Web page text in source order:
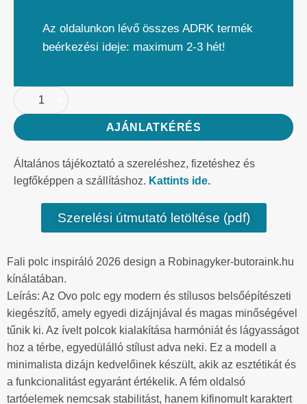
Az oldalunkon lévő összes ADRK termék
beérkezési ideje: maximum 2-3 hét!
AJÁNLATKÉRÉS
Általános tájékoztató a szereléshez, fizetéshez és
legfőképpen a szállításhoz. Kattints ide.
Szerelési útmutató letöltése (pdf)
Fali polc inspiráló 2026 design a Robinagyker-butoraink.hu
kínálatában.
Leírás: Az Ovo polc egy modern és stílusos belsőépítészeti
kiegészítő, amely egyedi dizájnjával és magas minőségével
tűnik ki. Az ívelt polcok kialakítása harmóniát és lágyasságot
hoz a térbe, egyedülálló stílust adva neki. Ez a modell a
minimalista dizájn kedvelőinek készült, akik az esztétikát és
a funkcionalitást egyaránt értékelik. A fém oldalsó
tartóelemek nemcsak stabilitást, hanem kifinomult karaktert